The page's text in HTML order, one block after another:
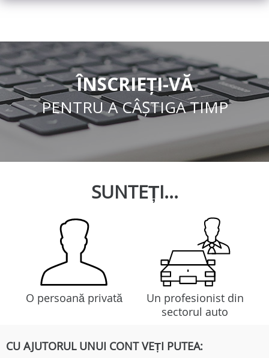
ÎNSCRIEȚI-VĂ
PENTRU A CÂȘTIGA TIMP
SUNTEȚI...
O persoană privată
Un profesionist din
sectorul auto
CU AJUTORUL UNUI CONT VEȚI PUTEA: